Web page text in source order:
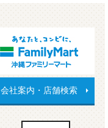
会社案内・店舗検索